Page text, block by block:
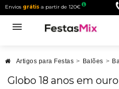
Envios grátis a partir de 120€
Artigos para Festas > Balões >
Globo 18 anos em